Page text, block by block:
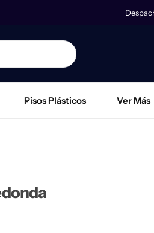
gratis en nuestra sucursal Providencia
Pisos Plásticos Ver Más